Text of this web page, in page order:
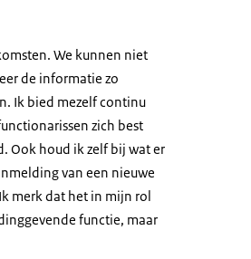
We kunnen niet
de informatie zo
Ik bied mezelf continu
zich best
Ook houd ik zelf bij wat er
van een nieuwe
merk dat het in mijn rol
functie, maar